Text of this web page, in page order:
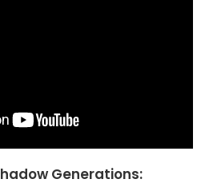
Generations: